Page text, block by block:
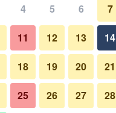
ทั้งหมด (ต่อคืน)
฿2,085
฿2,365
4 5 6 7
11 12 13 14
18 19 20 21
25 26 27 28